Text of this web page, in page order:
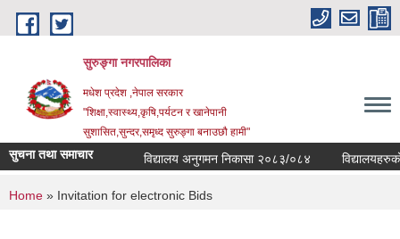
Skip to main content
सुरुङ्‍गा नगरपालिका
मधेश प्रदेश ,नेपाल सरकार
"शिक्षा,स्वास्थ्य,कृषि,पर्यटन र खानेपानी
सुशासित,सुन्दर,समृध्द सुरुङ्गा बनाउछौ हामी"
सुचना तथा समाचार विद्यालय अनुगमन निकासा २०८३/०८४
You are here
Home » Invitation for electronic Bids